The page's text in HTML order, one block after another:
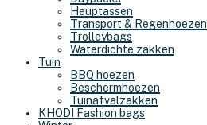
Heuptassen
Transport & Regenhoezen
Trolleybags
Waterdichte zakken
Tuin
BBQ hoezen
Beschermhoezen
Tuinafvalzakken
KHODI Fashion bags